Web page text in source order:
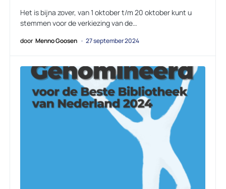
Het is bijna zover, van 1 oktober t/m 20 oktober kunt u
stemmen voor de verkiezing van de…
door Menno Goosen 27 september 2024